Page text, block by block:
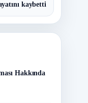
kaybetti
Hakkında